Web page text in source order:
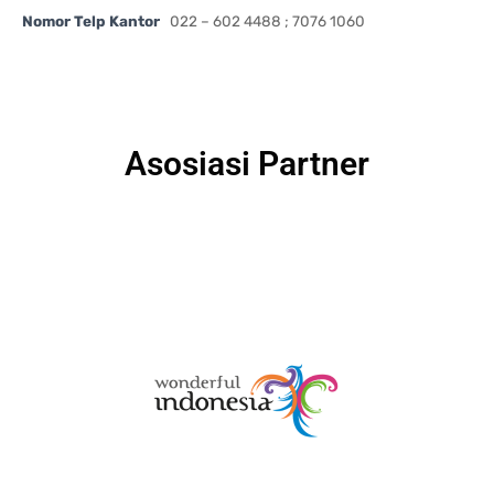
Nomor Telp Kantor 022 – 602 4488 ; 7076 1060
Asosiasi Partner